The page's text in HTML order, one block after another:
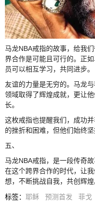
马龙NBA戒指的故事，给我
界合作是可能且可行的。正
员可以相互学习，共同进步。
友谊的力量是无穷的。马龙
领域取得了辉煌成就，更让
长。
这枚戒指也提醒我们，成功
的挫折和困难，但他们始终
五、
马龙NBA戒指，是一段传奇
在这个跨界合作的时代，让
想，不断挑战自我，共创辉煌
标签： 耶稣 预测首发 菲戈